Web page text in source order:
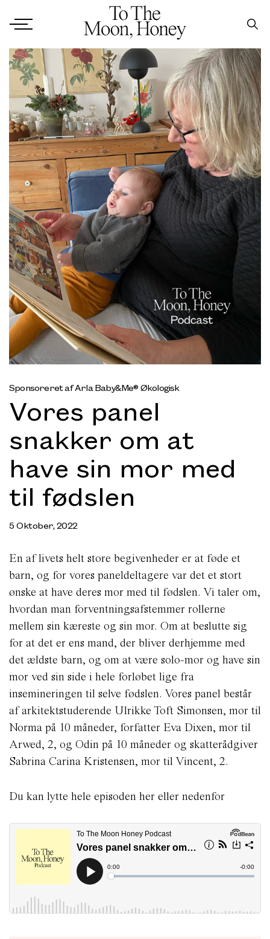
Sponsoreret af Arla Baby&Me® Økologisk
Vores panel
snakker om at
have sin mor med
til fødslen
5 Oktober, 2022
En af livets helt store begivenheder er at føde et
barn, og for vores paneldeltagere var det et stort
ønske at have deres mor med til fødslen. Vi taler om,
hvordan man forventningsafstemmer rollerne
mellem sin kæreste og sin mor. Om at beslutte sig
for at det er ens mand, der bliver derhjemme med
det ældste barn, og om at være solo-mor og have sin
mor ved sin side i hele forløbet lige fra
insemineringen til selve fødslen. Vores panel består
af arkitektstuderende Ulrikke Toft Simonsen, mor til
Norma på 10 måneder, forfatter Eva Dixen, mor til
Arwed, 2, og Odin på 10 måneder og skatterådgiver
Sabrina Carina Kristensen, mor til Vincent, 2.
Du kan lytte hele episoden her eller nedenfor